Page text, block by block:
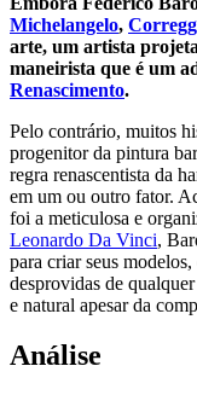
Michelangelo,
arte, um artista
maneirista que é um
Renascimento.
Pelo contrário, muitos
progenitor da pintura
regra renascentista da
em um ou outro fator.
foi a meticulosa e
Leonardo Da Vinci,
para criar seus
desprovidas de
e natural apesar da
Análise